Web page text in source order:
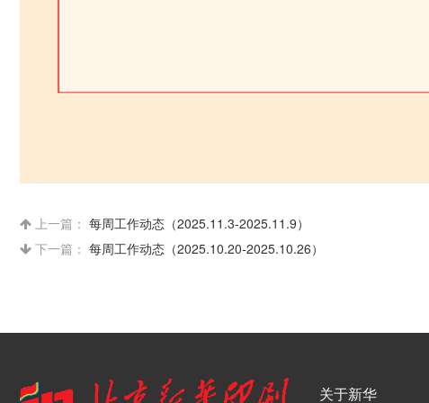
上一篇： 每周工作动态（2025.11.3-2025.11.9）
下一篇： 每周工作动态（2025.10.20-2025.10.26）
关于新华